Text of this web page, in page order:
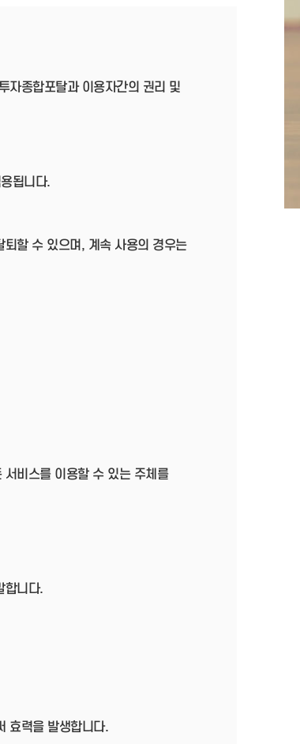
자종합포탈과 이용자간의 권리 및
됩니다.
할 수 있으며, 계속 사용의 경우는
비스를 이용할 수 있는 주체를
합니다.
효력을 발생합니다.